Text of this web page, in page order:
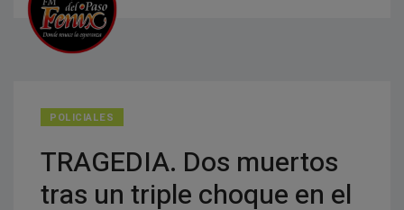
POLICIALES
TRAGEDIA. Dos muertos
tras un triple choque en el